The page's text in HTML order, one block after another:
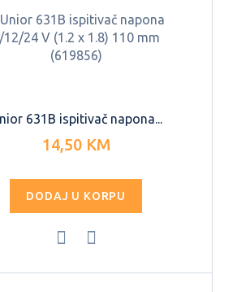
631B ispitivač napona...
14,50 KM
DODAJ U KORPU